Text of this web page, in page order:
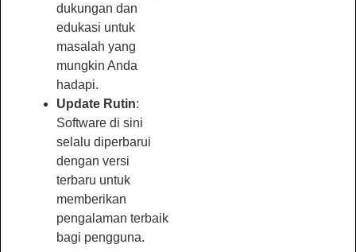
dukungan dan
edukasi untuk
masalah yang
mungkin Anda
hadapi.
Update Rutin:
Software di sini
selalu diperbarui
dengan versi
terbaru untuk
memberikan
pengalaman terbaik
bagi pengguna.